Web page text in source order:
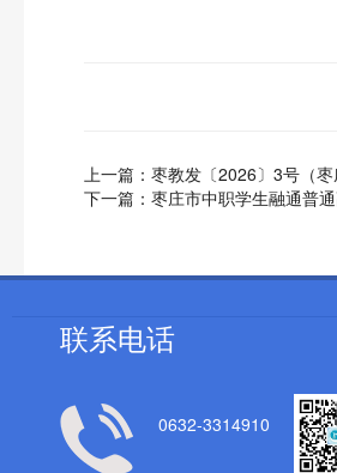
上一篇： 枣教发〔2026〕3号（
下一篇： 枣庄市中职学生融通普
联系电话
0632-3314910